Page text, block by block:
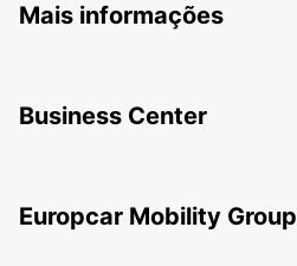
Mais informações
Business Center
Europcar Mobility Group